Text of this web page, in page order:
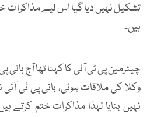
تشکیل نہیں دیا گیا اس لیے مذاکرات
ہیں۔
چیئرمین پی ٹی آئی کا کہنا تھا آج بانی
وکلا کی ملاقات ہوئی، بانی پی ٹی
نہیں بنایا لہذا مذاکرات ختم کرتے